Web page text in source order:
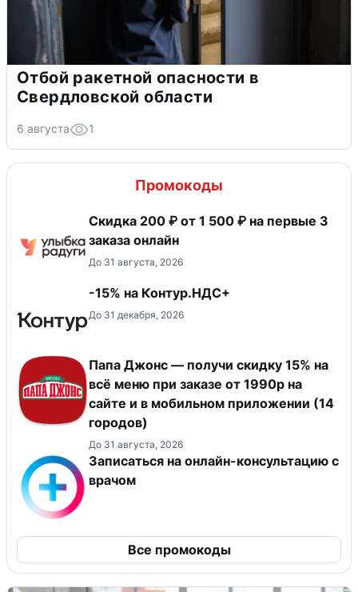
Отбой ракетной опасности в
Свердловской области
6 августа 1
Промокоды
Скидка 200 ₽ от 1 500 ₽ на первые 3
заказа онлайн
До 31 августа, 2026
-15% на Контур.НДС+
До 31 декабря, 2026
Папа Джонс — получи скидку 15% на
всё меню при заказе от 1990р на
сайте и в мобильном приложении (14
городов)
До 31 августа, 2026
Записаться на онлайн-консультацию с
врачом
Все промокоды